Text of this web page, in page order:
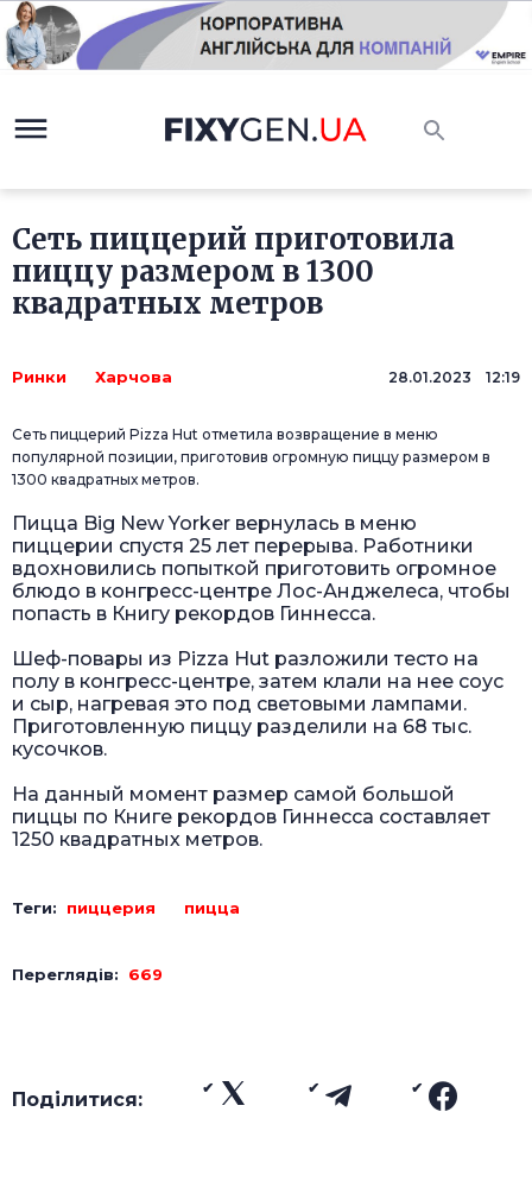
Сеть пиццерий приготовила
пиццу размером в 1300
квадратных метров
Ринки Харчова 28.01.2023 12:19
Сеть пиццерий Pizza Hut отметила возвращение в меню
популярной позиции, приготовив огромную пиццу размером в
1300 квадратных метров.
Пицца Big New Yorker вернулась в меню
пиццерии спустя 25 лет перерыва. Работники
вдохновились попыткой приготовить огромное
блюдо в конгресс-центре Лос-Анджелеса, чтобы
попасть в Книгу рекордов Гиннесса.
Шеф-повары из Pizza Hut разложили тесто на
полу в конгресс-центре, затем клали на нее соус
и сыр, нагревая это под световыми лампами.
Приготовленную пиццу разделили на 68 тыс.
кусочков.
На данный момент размер самой большой
пиццы по Книге рекордов Гиннесса составляет
1250 квадратных метров.
Теги: пиццерия пицца
Переглядів: 669
Поділитися: